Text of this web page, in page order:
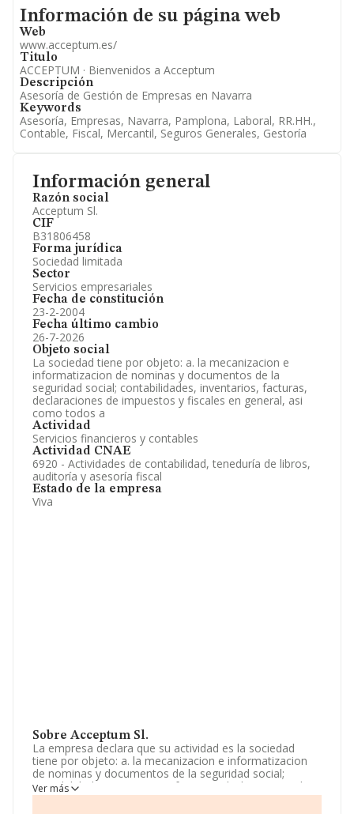
Información general
Razón social
Acceptum Sl.
CIF
B31806458
Forma jurídica
Sociedad limitada
Sector
Servicios empresariales
Fecha de constitución
23-2-2004
Fecha último cambio
26-7-2026
Objeto social
La sociedad tiene por objeto: a. la mecanizacion e
informatizacion de nominas y documentos de la
seguridad social; contabilidades, inventarios, facturas,
declaraciones de impuestos y fiscales en general, asi
como todos a
Actividad
Servicios financieros y contables
Actividad CNAE
6920 - Actividades de contabilidad, teneduría de libros,
auditoría y asesoría fiscal
Estado de la empresa
Viva
Sobre Acceptum Sl.
La empresa declara que su actividad es la sociedad
tiene por objeto: a. la mecanizacion e informatizacion
de nominas y documentos de la seguridad social;
contabilidades, inventarios, facturas, declaraciones de
impuestos y fiscales en general, así como todos a. La
Ver más
Informacion de su página web
Información de su página web
Web
www.acceptum.es/
Titulo
ACCEPTUM · Bienvenidos a Acceptum
Descripción
Asesoría de Gestión de Empresas en Navarra
Keywords
Asesoría, Empresas, Navarra, Pamplona, Laboral, RR.HH.,
Contable, Fiscal, Mercantil, Seguros Generales, Gestoría